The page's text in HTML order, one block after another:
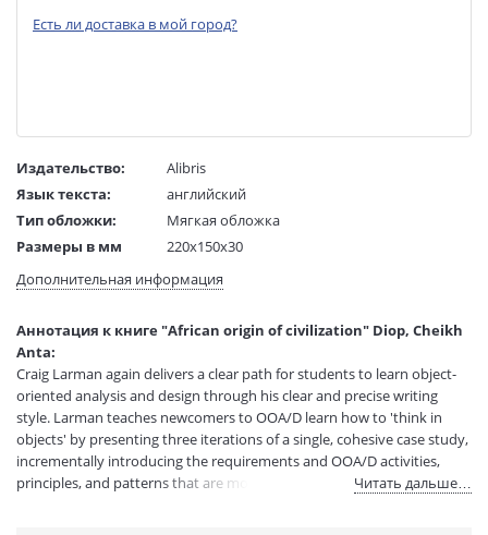
Есть ли доставка в мой город?
Издательство:
Alibris
Язык текста:
английский
Тип обложки:
Мягкая обложка
Размеры в мм
220x150x30
Вес:
1 гр.
Код товара:
Артикул:
12430926
ISBN:
9781556520723
В продаже с:
12.06.2021
Дополнительная информация
Аннотация к книге "African origin of civilization" Diop, Cheikh
Anta:
Craig Larman again delivers a clear path for students to learn object-
oriented analysis and design through his clear and precise writing
style. Larman teaches newcomers to OOA/D learn how to 'think in
objects' by presenting three iterations of a single, cohesive case study,
incrementally introducing the requirements and OOA/D activities,
principles, and patterns that are most critical to success.Читать дальше…